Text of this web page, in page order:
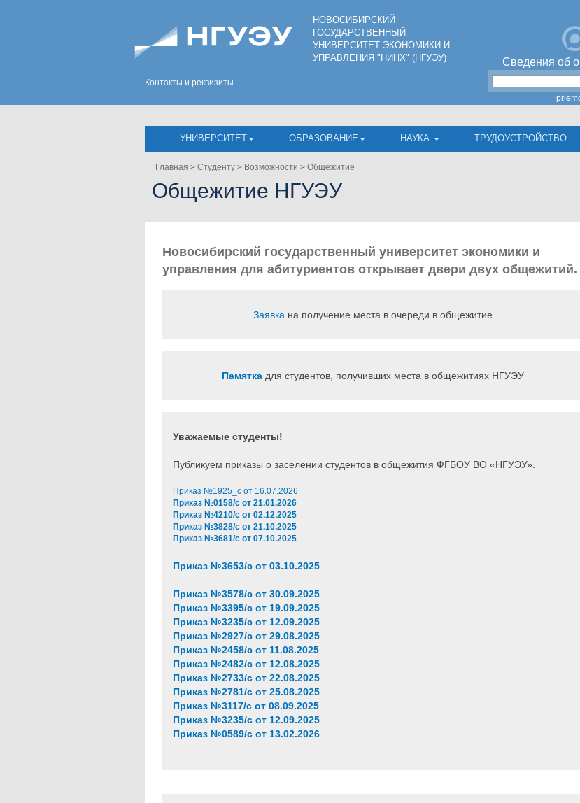
Контакты и реквизиты
НОВОСИБИРСКИЙ
ГОСУДАРСТВЕННЫЙ
УНИВЕРСИТЕТ ЭКОНОМИКИ И
УПРАВЛЕНИЯ "НИНХ" (НГУЭУ)
Сведения об
УНИВЕРСИТЕТ ОБРАЗОВАНИЕ НАУКА ТРУДОУСТРОЙСТВО
Главная > Студенту > Возможности > Общежитие
Общежитие НГУЭУ
Новосибирский государственный университет экономики и
управления для абитуриентов открывает двери двух общежитий.
Заявка на получение места в очереди в общежитие
Памяткадля студентов, получивших места в общежитиях НГУЭУ
Уважаемые студенты!
Публикуем приказы о заселении студентов в общежития ФГБОУ ВО «НГУЭУ».
Приказ №1925_c от 16.07.2026
Приказ №0158/с от 21.01.2026
Приказ №4210/с от 02.12.2025
Приказ №3828/с от 21.10.2025
Приказ №3681/с от 07.10.2025
Приказ №3653/с от 03.10.2025
Приказ №3578/с от 30.09.2025
Приказ №3395/с от 19.09.2025
Приказ №3235/с от 12.09.2025
Приказ №2927/c от 29.08.2025
Приказ №2458/с от 11.08.2025
Приказ №2482/с от 12.08.2025
Приказ №2733/с от 22.08.2025
Приказ №2781/с от 25.08.2025
Приказ №3117/с от 08.09.2025
Приказ №3235/с от 12.09.2025
Приказ №0589/c от 13.02.2026